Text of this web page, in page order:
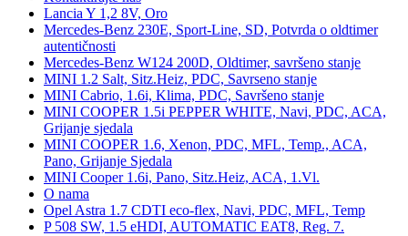
Lancia Y 1,2 8V, Oro
Mercedes-Benz 230E, Sport-Line, SD, Potvrda o oldtimer
autentičnosti
Mercedes-Benz W124 200D, Oldtimer, savršeno stanje
MINI 1.2 Salt, Sitz.Heiz, PDC, Savrseno stanje
MINI Cabrio, 1.6i, Klima, PDC, Savršeno stanje
MINI COOPER 1.5i PEPPER WHITE, Navi, PDC, ACA,
Grijanje sjedala
MINI COOPER 1.6, Xenon, PDC, MFL, Temp., ACA,
Pano, Grijanje Sjedala
MINI Cooper 1.6i, Pano, Sitz.Heiz, ACA, 1.Vl.
O nama
Opel Astra 1.7 CDTI eco-flex, Navi, PDC, MFL, Temp
P 508 SW, 1.5 eHDI, AUTOMATIC EAT8, Reg. 7.